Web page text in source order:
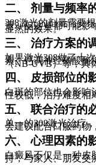
二、 剂量与频率
308激光的剂量需要
退，但这些都可能影
显然的效果。
三、 治疗方案的
如果激光308做了十
素、钙调神经磷酸酶
（NB-UVB）等，具
四、 皮损部位的
白斑的部位也会影响
性较低，治疗难度相
五、 联合治疗的
单一的308激光治疗
会建议配合口服药物
六、 心理因素的
白癜风不仅是一种皮
持，与家人、朋友交